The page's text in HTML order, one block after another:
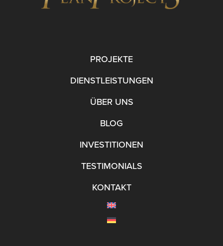
PROJEKTE
DIENSTLEISTUNGEN
ÜBER UNS
BLOG
INVESTITIONEN
TESTIMONIALS
KONTAKT